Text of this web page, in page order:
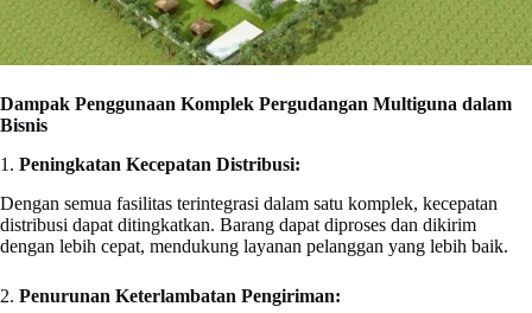
Dampak Penggunaan Komplek Pergudangan Multiguna dalam
Bisnis
1. Peningkatan Kecepatan Distribusi:
Dengan semua fasilitas terintegrasi dalam satu komplek, kecepatan
distribusi dapat ditingkatkan. Barang dapat diproses dan dikirim
dengan lebih cepat, mendukung layanan pelanggan yang lebih baik.
2. Penurunan Keterlambatan Pengiriman: